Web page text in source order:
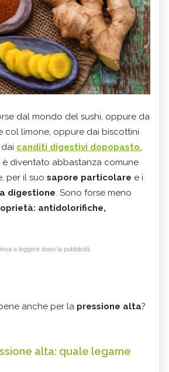
dal mondo del sushi, oppure da
col limone, oppure dai biscottini
canditi digestivi dopopasto.
è diventato abbastanza comune
per il suo sapore particolare e i
digestione. Sono forse meno
antidolorifiche,
a leggere dopo la pubblicità
anche per la pressione alta?
alta: quale legame